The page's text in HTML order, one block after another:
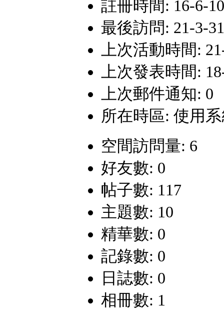
註冊時間: 16-6-
最後訪問: 21-3-
上次活動時間:
上次發表時間:
上次郵件通知: 0
所在時區: 使用
空間訪問量: 6
好友數: 0
帖子數: 117
主題數: 10
精華數: 0
記錄數: 0
日誌數: 0
相冊數: 1